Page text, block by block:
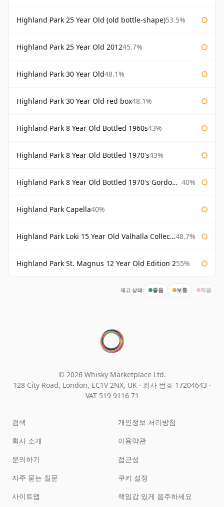
Highland Park 25 Year Old (old bottle-shape)53.5%
Highland Park 25 Year Old 201245.7%
Highland Park 30 Year Old48.1%
Highland Park 30 Year Old red box48.1%
Highland Park 8 Year Old Bottled 1960s43%
Highland Park 8 Year Old Bottled 1970's43%
Highland Park 8 Year Old Bottled 1970's Gordon & Macphail 40%
Highland Park Capella40%
Highland Park Loki 15 Year Old Valhalla Collection 48.7%
Highland Park St. Magnus 12 Year Old Edition 255%
재고 상태: 좋음 보통 적음
© 2026 Whisky Marketplace Ltd.
128 City Road, London, EC1V 2NX, UK · 회사 번호 17204643 ·
VAT 519 9116 71
검색
회사 소개
문의하기
자주 묻는 질문
사이트맵
개인정보 처리방침
이용약관
접근성
쿠키 설정
책임감 있게 음주하세요